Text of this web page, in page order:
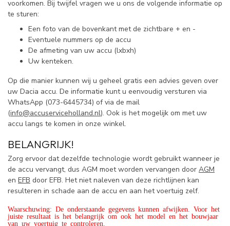
voorkomen. Bij twijfel vragen we u ons de volgende informatie op
te sturen:
Een foto van de bovenkant met de zichtbare + en -
Eventuele nummers op de accu
De afmeting van uw accu (lxbxh)
Uw kenteken.
Op die manier kunnen wij u geheel gratis een advies geven over
uw Dacia accu. De informatie kunt u eenvoudig versturen via
WhatsApp (073-6445734) of via de mail
(info@accuserviceholland.nl). Ook is het mogelijk om met uw
accu langs te komen in onze winkel.
BELANGRIJK!
Zorg ervoor dat dezelfde technologie wordt gebruikt wanneer je
de accu vervangt, dus AGM moet worden vervangen door AGM
en EFB door EFB. Het niet naleven van deze richtlijnen kan
resulteren in schade aan de accu en aan het voertuig zelf.
Waarschuwing: De onderstaande gegevens kunnen afwijken. Voor het
juiste resultaat is het belangrijk om ook het model en het bouwjaar
van uw voertuig te controleren.